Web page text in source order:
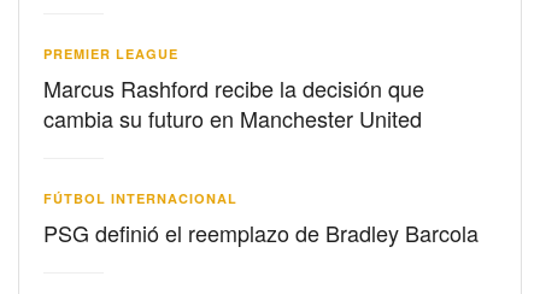
PREMIER LEAGUE
Marcus Rashford recibe la decisión que
cambia su futuro en Manchester United
FÚTBOL INTERNACIONAL
PSG definió el reemplazo de Bradley Barcola